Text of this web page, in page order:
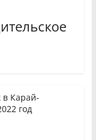
в Карай-
год